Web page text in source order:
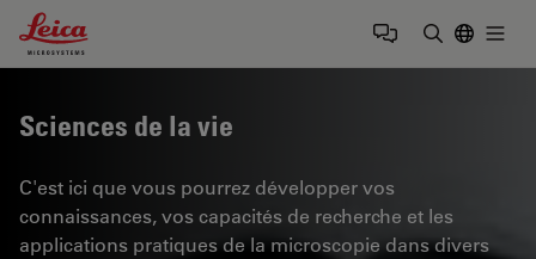
Leica Microsystems Logo
Sciences de la vie
C'est ici que vous pourrez développer vos
connaissances, vos capacités de recherche et les
applications pratiques de la microscopie dans divers